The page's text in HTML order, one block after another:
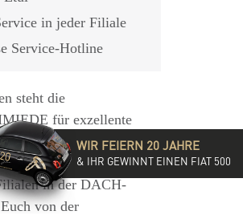
in jeder Filiale
Service-Hotline
steht die
für exzellente
Beratung mit
Besucht eine
in der DACH-
von der
WIR FEIERN 20 JAHRE
& IHR GEWINNT EINEN FIAT 500